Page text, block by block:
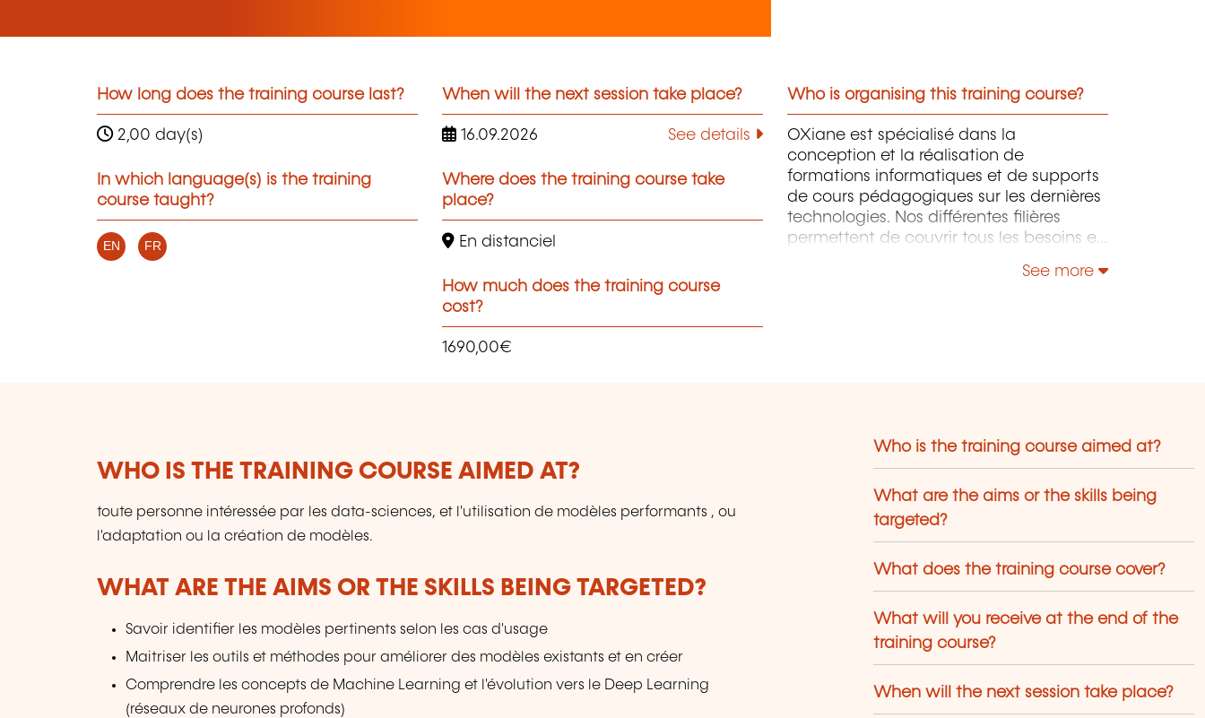
How long does the training course last?
2,00 day(s)
In which language(s) is the training
course taught?
EN FR
When will the next session take place?
16.09.2026 See details
Where does the training course take
place?
En distanciel
How much does the training course
cost?
1690,00€
Who is organising this training course?
OXiane est spécialisé dans la
conception et la réalisation de
formations informatiques et de supports
de cours pédagogiques sur les dernières
technologies. Nos différentes filières
permettent de couvrir tous les besoins en
mais également "Utilisateurs" et "Soft
See more
WHO IS THE TRAINING COURSE AIMED AT?
toute personne intéressée par les data-sciences, et l'utilisation de modèles performants , ou
l'adaptation ou la création de modèles.
WHAT ARE THE AIMS OR THE SKILLS BEING TARGETED?
Savoir identifier les modèles pertinents selon les cas d'usage
Maitriser les outils et méthodes pour améliorer des modèles existants et en créer
Comprendre les concepts de Machine Learning et l'évolution vers le Deep Learning
(réseaux de neurones profonds)
Who is the training course aimed at?
What are the aims or the skills being
targeted?
What does the training course cover?
What will you receive at the end of the
training course?
When will the next session take place?